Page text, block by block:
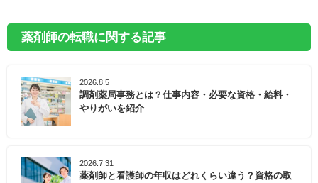
薬剤師の転職に関する記事
2026.8.5
調剤薬局事務とは？仕事内容・必要な資格・給料・
やりがいを紹介
2026.7.31
薬剤師と看護師の年収はどれくらい違う？資格の取